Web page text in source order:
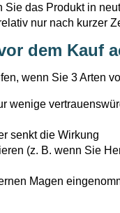
Sie das Produkt in
nur nach kurzer
dem Kauf
wenn Sie 3 Arten
wenige
senkt die Wirkung
(z. B. wenn Sie
Magen